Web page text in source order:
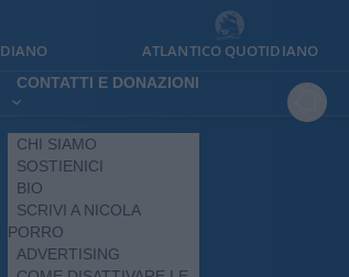
ATLANTICO QUOTIDIANO
CONTATTI E DONAZIONI
CHI SIAMO
SOSTIENICI
BIO
SCRIVI A NICOLA
PORRO
ADVERTISING